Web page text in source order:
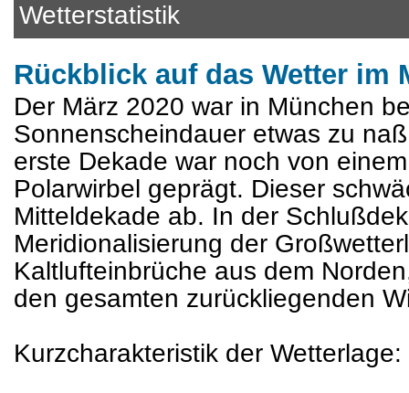
Wetterstatistik
Rückblick auf das Wetter im
Der März 2020 war in München
Sonnenscheindauer etwas zu
erste Dekade war noch von
Polarwirbel geprägt. Dieser
Mitteldekade ab. In der
Meridionalisierung der
Kaltlufteinbrüche aus dem
den gesamten zurückliegenden
Kurzcharakteristik der Wetterlage: